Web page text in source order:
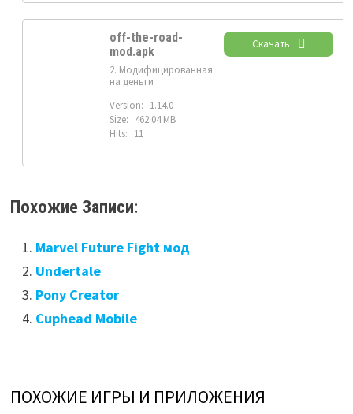
off-the-road-
mod.apk
2. Модифицированная
на деньги
Version: 1.14.0
Size: 462.04 MB
Hits: 11
Скачать
Похожие Записи:
Marvel Future Fight мод
Undertale
Pony Creator
Cuphead Mobile
ПОХОЖИЕ ИГРЫ И ПРИЛОЖЕНИЯ